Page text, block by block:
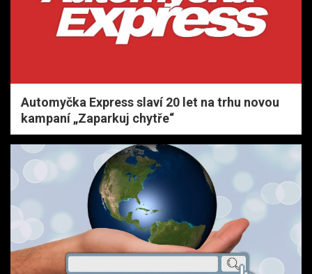
Automyčka Express slaví 20 let na trhu novou
kampaní „Zaparkuj chytře“